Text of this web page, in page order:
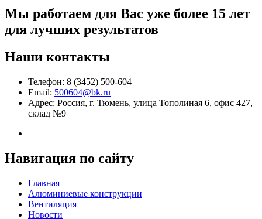
Мы работаем для Вас уже более 15 лет
для лучших результатов
Наши контакты
Телефон: 8 (3452) 500-604
Email: 500604@bk.ru
Адрес: Россия, г. Тюмень, улица Тополиная 6, офис 427,
склад №9
Навигация по сайту
Главная
Алюминиевые конструкции
Вентиляция
Новости